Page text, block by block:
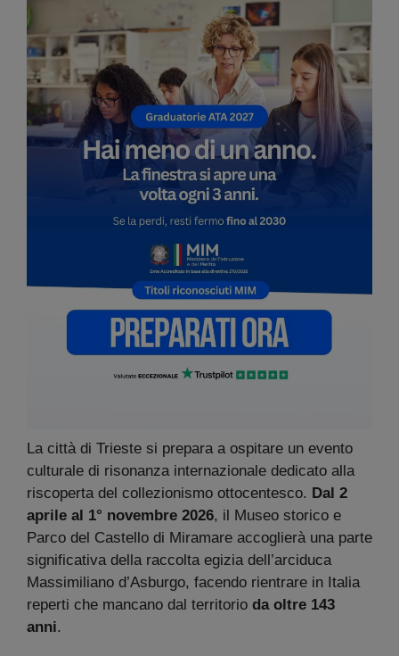
La città di Trieste si prepara a ospitare un evento
culturale di risonanza internazionale dedicato alla
riscoperta del collezionismo ottocentesco. Dal 2
aprile al 1° novembre 2026, il Museo storico e
Parco del Castello di Miramare accoglierà una parte
significativa della raccolta egizia dell’arciduca
Massimiliano d’Asburgo, facendo rientrare in Italia
reperti che mancano dal territorio da oltre 143
anni.